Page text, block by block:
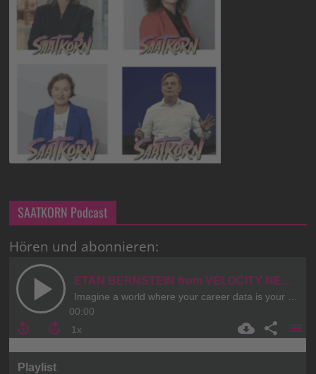
SAATKORN Podcast
Hören und abonnieren: